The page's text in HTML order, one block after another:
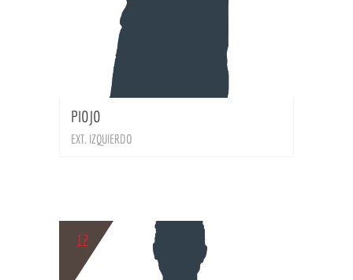
PIOJO
EXT. IZQUIERDO
12